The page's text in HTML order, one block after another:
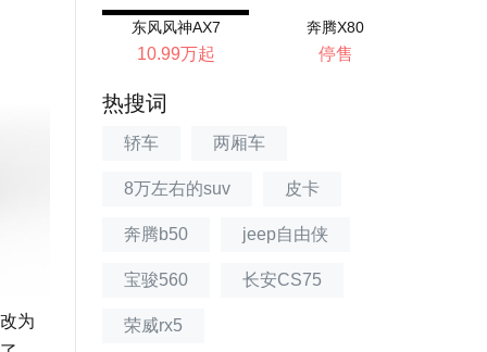
为
东风风神AX7
10.99万起
奔腾X80
停售
热搜词
轿车 两厢车
8万左右的suv 皮卡
奔腾b50 jeep自由侠
宝骏560 长安CS75
荣威rx5